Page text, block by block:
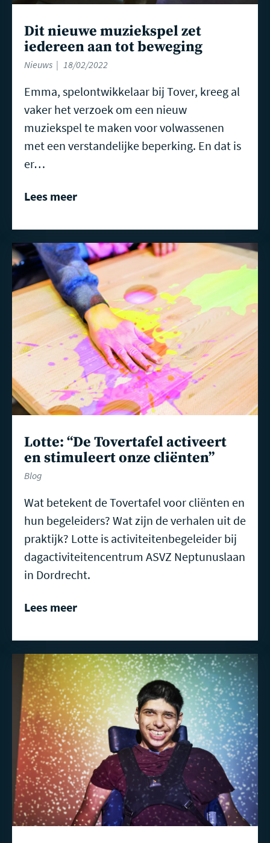
Dit nieuwe muziekspel zet
iedereen aan tot beweging
Nieuws 18/02/2022
Emma, spelontwikkelaar bij Tover, kreeg al
vaker het verzoek om een nieuw
muziekspel te maken voor volwassenen
met een verstandelijke beperking. En dat is
er…
Lees meer
Lotte: “De Tovertafel activeert
en stimuleert onze cliënten”
Blog
Wat betekent de Tovertafel voor cliënten en
hun begeleiders? Wat zijn de verhalen uit de
praktijk? Lotte is activiteitenbegeleider bij
dagactiviteitencentrum ASVZ Neptunuslaan
in Dordrecht.
Lees meer
Lees
meer
Lees
meer